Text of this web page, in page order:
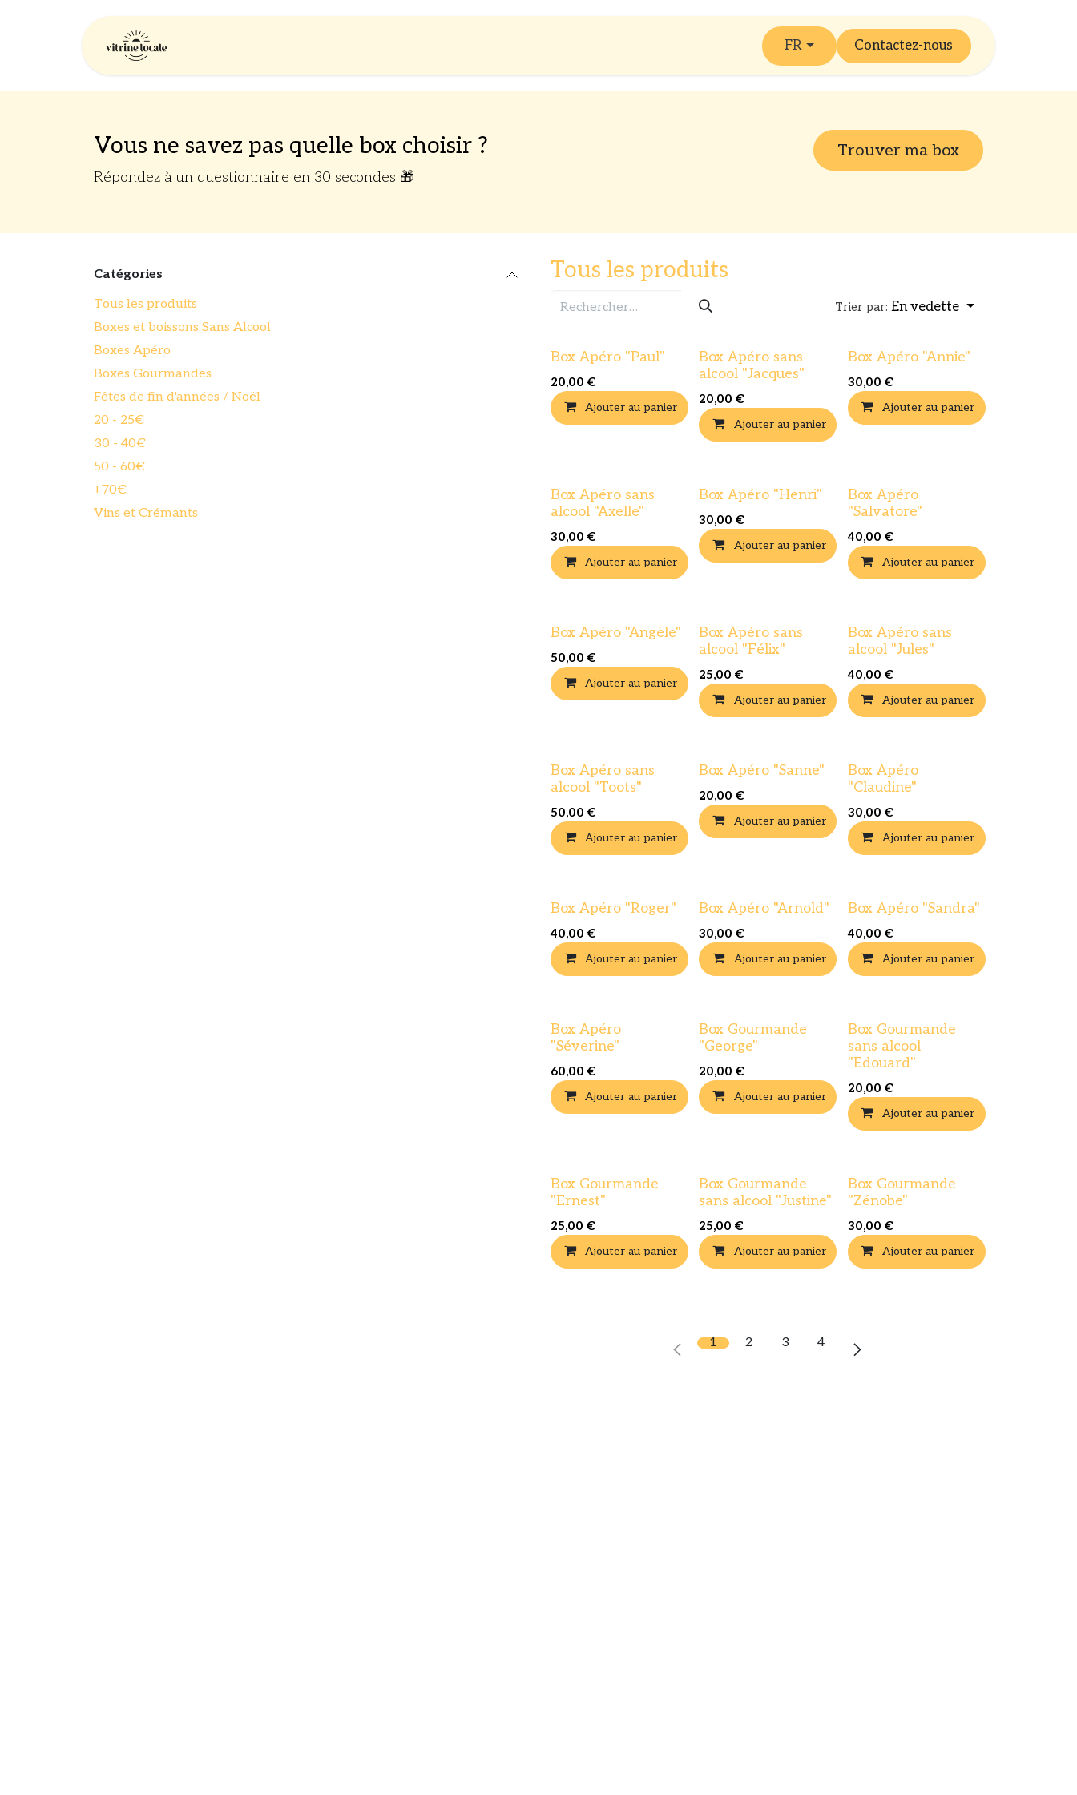
FR Contactez-nous
Vous ne savez pas quelle box choisir ?
Répondez à un questionnaire en 30 secondes 🎁
Trouver ma box
Catégories
Tous les produits
Boxes et boissons Sans Alcool
Boxes Apéro
Boxes Gourmandes
Fêtes de fin d'années / Noël
20 - 25€
30 - 40€
50 - 60€
+70€
Vins et Crémants
Tous les produits
Trier par: En vedette
Box Apéro "Paul"
20,00 €
Ajouter au panier
Box Apéro sans
alcool "Jacques"
20,00 €
Ajouter au panier
Box Apéro "Annie"
30,00 €
Ajouter au panier
Box Apéro sans
alcool "Axelle"
30,00 €
Ajouter au panier
Box Apéro "Henri"
30,00 €
Ajouter au panier
Box Apéro
"Salvatore"
40,00 €
Ajouter au panier
Box Apéro "Angèle"
50,00 €
Ajouter au panier
Box Apéro sans
alcool "Félix"
25,00 €
Ajouter au panier
Box Apéro sans
alcool "Jules"
40,00 €
Ajouter au panier
Box Apéro sans
alcool "Toots"
50,00 €
Ajouter au panier
Box Apéro "Sanne"
20,00 €
Ajouter au panier
Box Apéro
"Claudine"
30,00 €
Ajouter au panier
Box Apéro "Roger"
40,00 €
Ajouter au panier
Box Apéro "Arnold"
30,00 €
Ajouter au panier
Box Apéro "Sandra"
40,00 €
Ajouter au panier
Box Apéro
"Séverine"
60,00 €
Ajouter au panier
Box Gourmande
"George"
20,00 €
Ajouter au panier
Box Gourmande
sans alcool
"Edouard"
20,00 €
Ajouter au panier
Box Gourmande
"Ernest"
25,00 €
Ajouter au panier
Box Gourmande
sans alcool "Justine"
25,00 €
Ajouter au panier
Box Gourmande
"Zénobe"
30,00 €
Ajouter au panier
1 2 3 4